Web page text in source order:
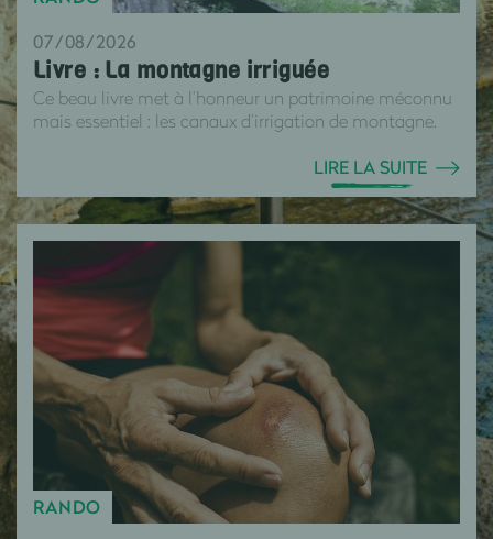
07/08/2026
Livre : La montagne irriguée
Ce beau livre met à l’honneur un patrimoine méconnu
mais essentiel : les canaux d’irrigation de montagne.
LIRE LA SUITE
RANDO